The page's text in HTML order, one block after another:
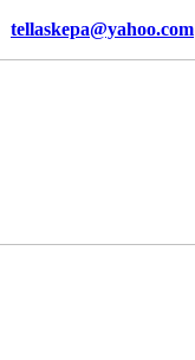
tellaskepa@yahoo.com